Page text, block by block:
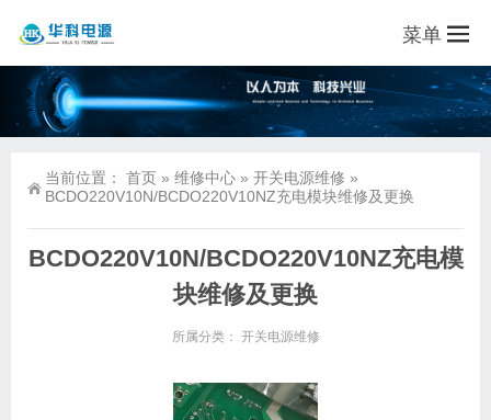
菜单
当前位置： 首页 » 维修中心 » 开关电源维修 »
BCDO220V10N/BCDO220V10NZ充电模块维修及更换
BCDO220V10N/BCDO220V10NZ充电模
块维修及更换
所属分类： 开关电源维修